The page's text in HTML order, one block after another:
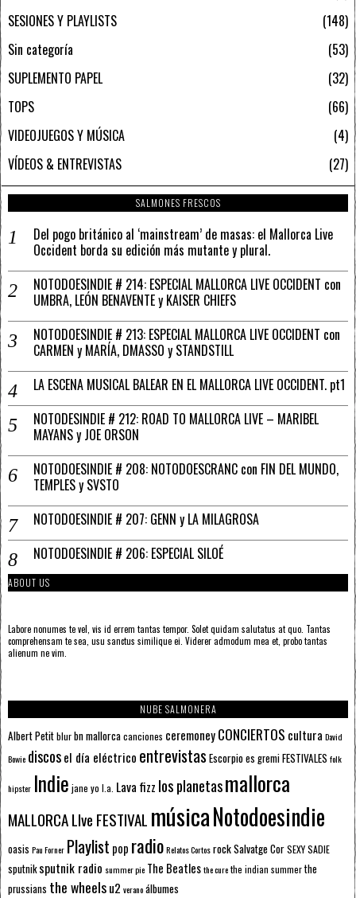
SESIONES Y PLAYLISTS
148
Sin categoría
53
SUPLEMENTO PAPEL
32
TOPS
66
VIDEOJUEGOS Y MÚSICA
4
VÍDEOS & ENTREVISTAS
27
SALMONES FRESCOS
Del pogo británico al ‘mainstream’ de masas: el Mallorca Live
Occident borda su edición más mutante y plural.
NOTODOESINDIE # 214: ESPECIAL MALLORCA LIVE OCCIDENT con
UMBRA, LEÓN BENAVENTE y KAISER CHIEFS
NOTODOESINDIE # 213: ESPECIAL MALLORCA LIVE OCCIDENT con
CARMEN y MARÍA, DMASSO y STANDSTILL
LA ESCENA MUSICAL BALEAR EN EL MALLORCA LIVE OCCIDENT. pt1
NOTODESINDIE # 212: ROAD TO MALLORCA LIVE – MARIBEL
MAYANS y JOE ORSON
NOTODOESINDIE # 208: NOTODOESCRANC con FIN DEL MUNDO,
TEMPLES y SVSTO
NOTODOESINDIE # 207: GENN y LA MILAGROSA
NOTODOESINDIE # 206: ESPECIAL SILOÉ
ABOUT US
Labore nonumes te vel, vis id errem tantas tempor. Solet quidam salutatus at quo. Tantas
comprehensam te sea, usu sanctus similique ei. Viderer admodum mea et, probo tantas
alienum ne vim.
NUBE SALMONERA
Albert Petitblurbn mallorcacanciones ceremoneyCONCIERTOS cultura David
Bowie discosel día eléctrico entrevistas Escorpioes gremiFESTIVALES folk
hipster Indie jane yo l.a. Lava fizz los planetasmallorca
MALLORCA LIve FESTIVAL músicaNotodoesindie
oasis Pau Forner Playlist pop radioRelatos CortosrockSalvatge CorSEXY SADIE
sputnik sputnik radio summer pie The Beatlesthe curethe indian summerthe
prussians the wheelsu2 veranoálbumes